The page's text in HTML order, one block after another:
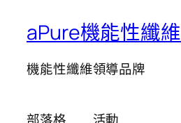
aPure機能性纖維
機能性纖維領導品牌